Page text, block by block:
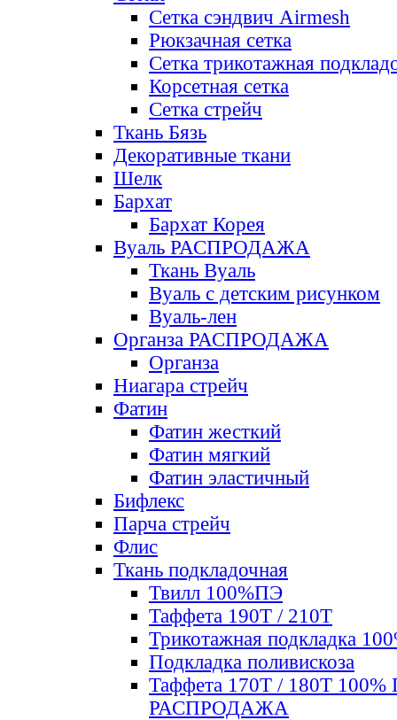
Сетка сэндвич Airmesh
Рюкзачная сетка
Сетка трикотажная
Корсетная сетка
Сетка стрейч
Ткань Бязь
Декоративные ткани
Шелк
Бархат
Бархат Корея
Вуаль РАСПРОДАЖА
Ткань Вуаль
Вуаль с детским рисунком
Вуаль-лен
Органза РАСПРОДАЖА
Органза
Ниагара стрейч
Фатин
Фатин жесткий
Фатин мягкий
Фатин элаcтичный
Бифлекс
Парча стрейч
Флис
Ткань подкладочная
Твилл 100%ПЭ
Таффета 190Т / 210Т
Трикотажная подкладка
Подкладка поливискоза
Таффета 170Т / 180Т 100%
РАСПРОДАЖА